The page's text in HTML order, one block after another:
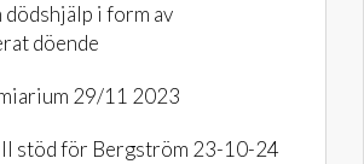
dödshjälp i form av
döende
29/11 2023
stöd för Bergström 23-10-24